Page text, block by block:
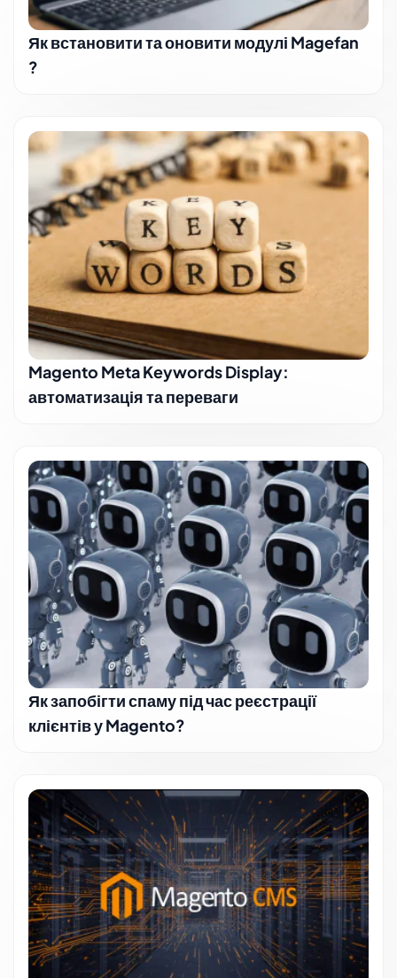
Як встановити та оновити модулі Magefan
?
Magento Meta Keywords Display:
автоматизація та переваги
Як запобігти спаму під час реєстрації
клієнтів у Magento?